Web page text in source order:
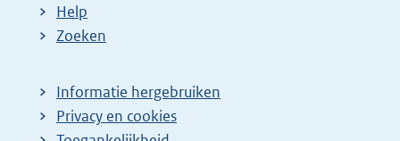
Help
Zoeken
Informatie hergebruiken
Privacy en cookies